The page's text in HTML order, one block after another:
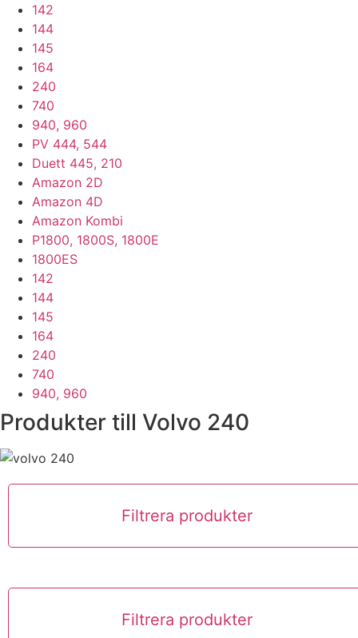
142
144
145
164
240
740
940, 960
PV 444, 544
Duett 445, 210
Amazon 2D
Amazon 4D
Amazon Kombi
P1800, 1800S, 1800E
1800ES
142
144
145
164
240
740
940, 960
Produkter till Volvo 240
Filtrera produkter
Filtrera produkter